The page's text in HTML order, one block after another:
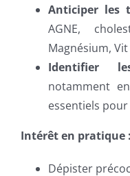
Anticiper les
AGNE,
Magnésium,
Identifier
notamment
essentiels
Intérêt en pratique :
Dépister